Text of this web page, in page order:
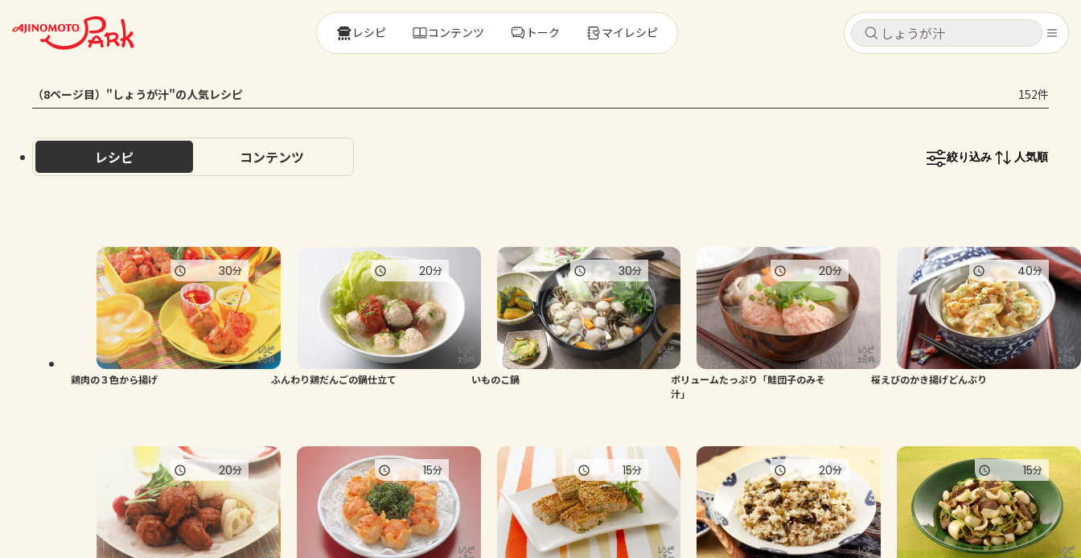
キャンセル
ログインするとレシピを保存できます
コンテンツ
レシピ
トーク
よくあるお問い合わせ
AJINOMOTO PARK とは
キャンセル
レシピ コンテンツ
レシピ コンテンツ トーク マイレシピ
（8ページ目）"しょうが汁"の人気レシピ 152件
レシピ コンテンツ 絞り込み 人気順
鶏肉の３色から揚げ
30分
ふんわり鶏だんごの鍋仕立て
20分
いものこ鍋
30分
ボリュームたっぷり「鮭団子のみそ
汁」
20分
桜えびのかき揚げどんぶり
40分
20分 15分 15分 20分 15分